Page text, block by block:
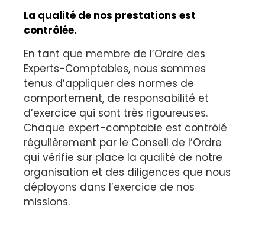
La qualité de nos prestations est
contrôlée.
En tant que membre de l’Ordre des
Experts-Comptables, nous sommes
tenus d’appliquer des normes de
comportement, de responsabilité et
d’exercice qui sont très rigoureuses.
Chaque expert-comptable est contrôlé
régulièrement par le Conseil de l’Ordre
qui vérifie sur place la qualité de notre
organisation et des diligences que nous
déployons dans l’exercice de nos
missions.